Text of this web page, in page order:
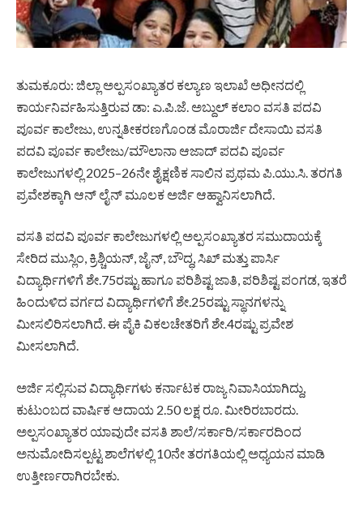
ತುಮಕೂರು: ಜಿಲ್ಲಾ ಅಲ್ಪಸಂಖ್ಯಾತರ ಕಲ್ಯಾಣ ಇಲಾಖೆ ಅಧೀನದಲ್ಲಿ
ಕಾರ್ಯನಿರ್ವಹಿಸುತ್ತಿರುವ ಡಾ: ಎ.ಪಿ.ಜೆ. ಅಬ್ದುಲ್ ಕಲಾಂ ವಸತಿ ಪದವಿ
ಪೂರ್ವ ಕಾಲೇಜು, ಉನ್ನತೀಕರಣಗೊಂಡ ಮೊರಾರ್ಜಿ ದೇಸಾಯಿ ವಸತಿ
ಪದವಿ ಪೂರ್ವ ಕಾಲೇಜು/ಮೌಲಾನಾ ಆಜಾದ್ ಪದವಿ ಪೂರ್ವ
ಕಾಲೇಜುಗಳಲ್ಲಿ 2025–26ನೇ ಶೈಕ್ಷಣಿಕ ಸಾಲಿನ ಪ್ರಥಮ ಪಿ.ಯು.ಸಿ. ತರಗತಿ
ಪ್ರವೇಶಕ್ಕಾಗಿ ಆನ್ ಲೈನ್ ಮೂಲಕ ಅರ್ಜಿ ಆಹ್ವಾನಿಸಲಾಗಿದೆ.
ವಸತಿ ಪದವಿ ಪೂರ್ವ ಕಾಲೇಜುಗಳಲ್ಲಿ ಅಲ್ಪಸಂಖ್ಯಾತರ ಸಮುದಾಯಕ್ಕೆ
ಸೇರಿದ ಮುಸ್ಲಿಂ, ಕ್ರಿಶ್ಚಿಯನ್, ಜೈನ್, ಬೌದ್ಧ, ಸಿಖ್ ಮತ್ತು ಪಾರ್ಸಿ
ವಿದ್ಯಾರ್ಥಿಗಳಿಗೆ ಶೇ.75ರಷ್ಟು ಹಾಗೂ ಪರಿಶಿಷ್ಟ ಜಾತಿ, ಪರಿಶಿಷ್ಟ ಪಂಗಡ, ಇತರೆ
ಹಿಂದುಳಿದ ವರ್ಗದ ವಿದ್ಯಾರ್ಥಿಗಳಿಗೆ ಶೇ.25ರಷ್ಟು ಸ್ಥಾನಗಳನ್ನು
ಮೀಸಲಿರಿಸಲಾಗಿದೆ. ಈ ಪೈಕಿ ವಿಕಲಚೇತರಿಗೆ ಶೇ.4ರಷ್ಟು ಪ್ರವೇಶ
ಮೀಸಲಾಗಿದೆ.
ಅರ್ಜಿ ಸಲ್ಲಿಸುವ ವಿದ್ಯಾರ್ಥಿಗಳು ಕರ್ನಾಟಕ ರಾಜ್ಯ ನಿವಾಸಿಯಾಗಿದ್ದು,
ಕುಟುಂಬದ ವಾರ್ಷಿಕ ಆದಾಯ 2.50 ಲಕ್ಷ ರೂ. ಮೀರಿರಬಾರದು.
ಅಲ್ಪಸಂಖ್ಯಾತರ ಯಾವುದೇ ವಸತಿ ಶಾಲೆ/ಸರ್ಕಾರಿ/ಸರ್ಕಾರದಿಂದ
ಅನುಮೋದಿಸಲ್ಪಟ್ಟ ಶಾಲೆಗಳಲ್ಲಿ 10ನೇ ತರಗತಿಯಲ್ಲಿ ಅಧ್ಯಯನ ಮಾಡಿ
ಉತ್ತೀರ್ಣರಾಗಿರಬೇಕು.